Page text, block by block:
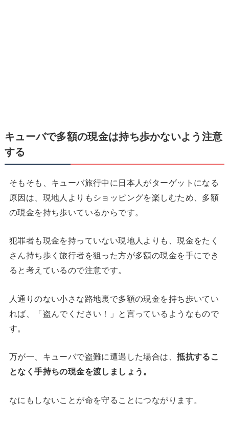
キューバで多額の現金は持ち歩かないよう注意
する
そもそも、キューバ旅行中に日本人がターゲットになる
原因は、現地人よりもショッピングを楽しむため、多額
の現金を持ち歩いているからです。
犯罪者も現金を持っていない現地人よりも、現金をたく
さん持ち歩く旅行者を狙った方が多額の現金を手にでき
ると考えているので注意です。
人通りのない小さな路地裏で多額の現金を持ち歩いてい
れば、「盗んでください！」と言っているようなもので
す。
万が一、キューバで盗難に遭遇した場合は、抵抗するこ
となく手持ちの現金を渡しましょう。
なにもしないことが命を守ることにつながります。